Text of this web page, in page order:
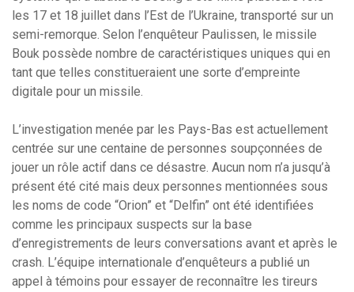
les 17 et 18 juillet dans l’Est de l’Ukraine, transporté sur un
semi-remorque. Selon l’enquêteur Paulissen, le missile
Bouk possède nombre de caractéristiques uniques qui en
tant que telles constitueraient une sorte d’empreinte
digitale pour un missile.
L’investigation menée par les Pays-Bas est actuellement
centrée sur une centaine de personnes soupçonnées de
jouer un rôle actif dans ce désastre. Aucun nom n’a jusqu’à
présent été cité mais deux personnes mentionnées sous
les noms de code “Orion” et “Delfin” ont été identifiées
comme les principaux suspects sur la base
d’enregistrements de leurs conversations avant et après le
crash. L’équipe internationale d’enquêteurs a publié un
appel à témoins pour essayer de reconnaître les tireurs